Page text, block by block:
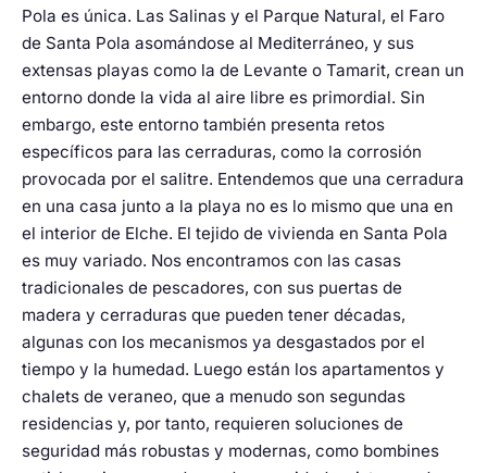
Pola es única. Las Salinas y el Parque Natural, el Faro
de Santa Pola asomándose al Mediterráneo, y sus
extensas playas como la de Levante o Tamarit, crean un
entorno donde la vida al aire libre es primordial. Sin
embargo, este entorno también presenta retos
específicos para las cerraduras, como la corrosión
provocada por el salitre. Entendemos que una cerradura
en una casa junto a la playa no es lo mismo que una en
el interior de Elche. El tejido de vivienda en Santa Pola
es muy variado. Nos encontramos con las casas
tradicionales de pescadores, con sus puertas de
madera y cerraduras que pueden tener décadas,
algunas con los mecanismos ya desgastados por el
tiempo y la humedad. Luego están los apartamentos y
chalets de veraneo, que a menudo son segundas
residencias y, por tanto, requieren soluciones de
seguridad más robustas y modernas, como bombines